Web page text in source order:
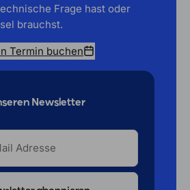
Frage hast oder
brauchst.
Termin buchen
Newsletter